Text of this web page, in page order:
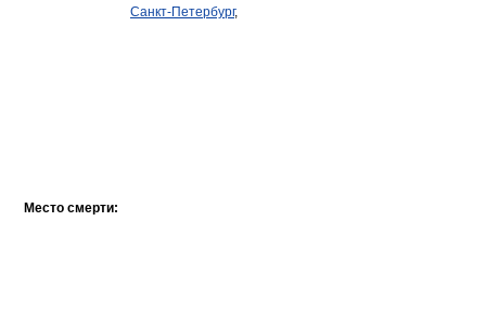
Место смерти:
Санкт-Петербург,